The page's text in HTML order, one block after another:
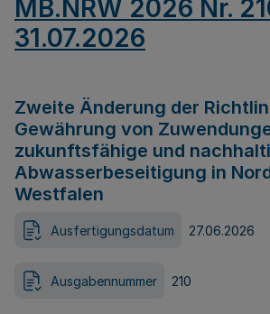
MB.NRW 2026 Nr.
31.07.2026
Zweite Änderung der
Gewährung von
zukunftsfähige und
Abwasserbeseitigung in
Westfalen
Ausfertigungsdatum 27.06.2026
Ausgabennummer 210